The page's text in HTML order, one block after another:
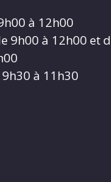
à 12h00
9h00 à 12h00 et
à 11h30